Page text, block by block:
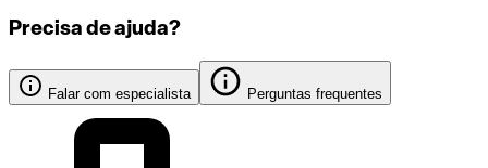
Precisa de ajuda?
Falar com especialista Perguntas frequentes